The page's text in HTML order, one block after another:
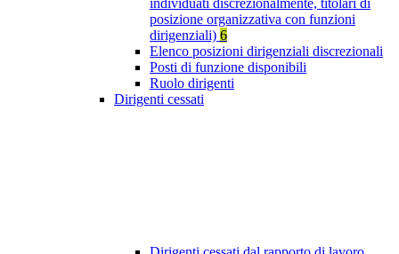
individuati discrezionalmente, titolari di
posizione organizzativa con funzioni
dirigenziali) 6
Elenco posizioni dirigenziali discrezionali
Posti di funzione disponibili
Ruolo dirigenti
Dirigenti cessati